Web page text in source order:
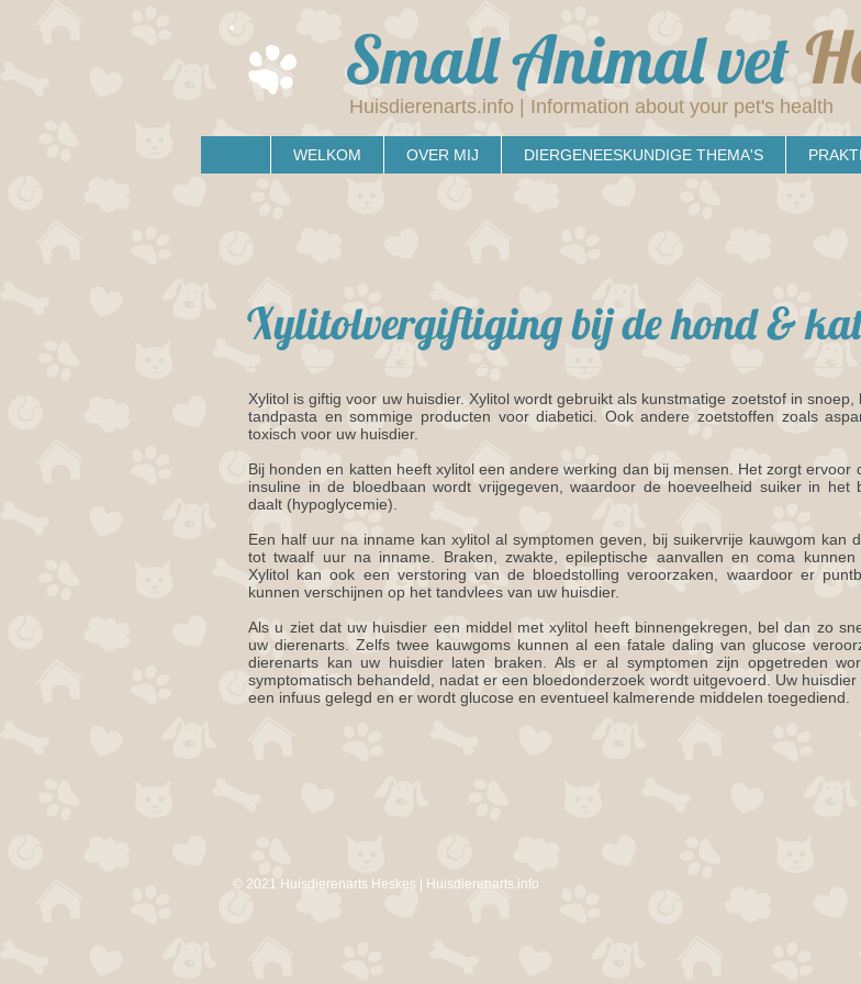
Small Animal vet
Huisdierenarts.info | Information about your pet's health
WELKOM OVER MIJ DIERGENEESKUNDIGE THEMA'S
Xylitolvergiftiging bij de hond &
Xylitol is giftig voor uw huisdier. Xylitol wordt gebruikt als kunstmatige zoetstof in snoep,
tandpasta en sommige producten voor diabetici. Ook andere zoetstoffen zoals
toxisch voor uw huisdier.
Bij honden en katten heeft xylitol een andere werking dan bij mensen. Het zorgt ervoor
insuline in de bloedbaan wordt vrijgegeven, waardoor de hoeveelheid suiker in het
daalt (hypoglycemie).
Een half uur na inname kan xylitol al symptomen geven, bij suikervrije kauwgom kan
tot twaalf uur na inname. Braken, zwakte, epileptische aanvallen en coma kunnen
Xylitol kan ook een verstoring van de bloedstolling veroorzaken, waardoor er
kunnen verschijnen op het tandvlees van uw huisdier.
Als u ziet dat uw huisdier een middel met xylitol heeft binnengekregen, bel dan zo
uw dierenarts. Zelfs twee kauwgoms kunnen al een fatale daling van glucose
dierenarts kan uw huisdier laten braken. Als er al symptomen zijn opgetreden
symptomatisch behandeld, nadat er een bloedonderzoek wordt uitgevoerd. Uw huisdier
een infuus gelegd en er wordt glucose en eventueel kalmerende middelen toegediend.
© 2021 Huisdierenarts Heskes | Huisdierenarts.info